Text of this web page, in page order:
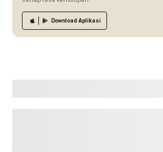
Download Aplikasi